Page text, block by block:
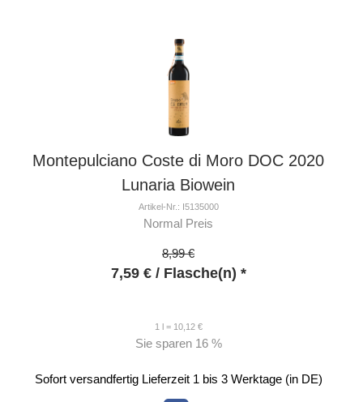
Montepulciano Coste di Moro DOC 2020
Lunaria Biowein
Artikel-Nr.: I5135000
Normal Preis
8,99 €
7,59 €/ Flasche(n) *
1 l = 10,12 €
Sie sparen 16 %
Sofort versandfertig Lieferzeit 1 bis 3 Werktage (in DE)